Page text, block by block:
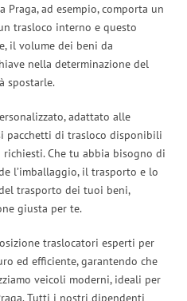
Praga, ad esempio, comporta un
trasloco interno e questo
il volume dei beni da
nella determinazione del
spostarle.
adattato alle
pacchetti di trasloco disponibili
richiesti. Che tu abbia bisogno di
l’imballaggio, il trasporto e lo
trasporto dei tuoi beni,
giusta per te.
traslocatori esperti per
ed efficiente, garantendo che
veicoli moderni, ideali per
Tutti i nostri dipendenti